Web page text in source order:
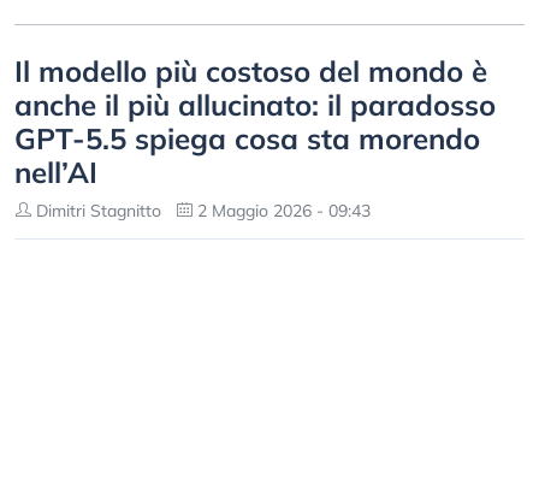
Il modello più costoso del mondo è
anche il più allucinato: il paradosso
GPT-5.5 spiega cosa sta morendo
nell’AI
Dimitri Stagnitto 2 Maggio 2026 - 09:43